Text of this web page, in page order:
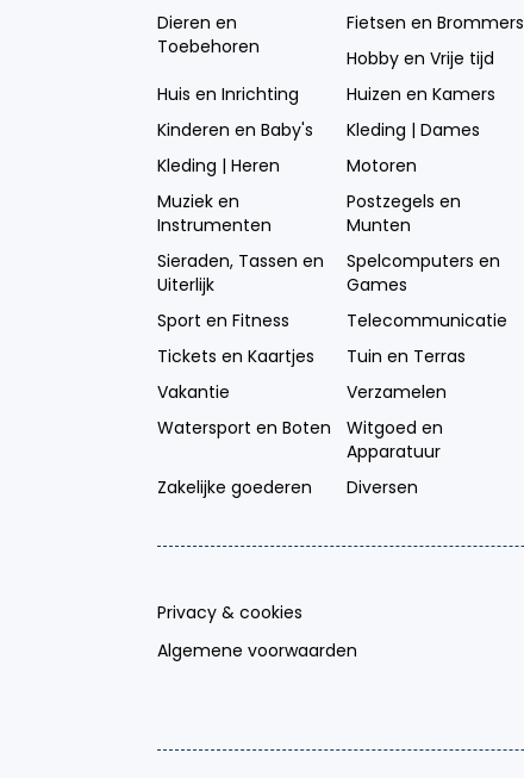
Dieren en
Toebehoren
Fietsen en Brommers
Hobby en Vrije tijd
Huis en Inrichting
Huizen en Kamers
Kinderen en Baby's
Kleding | Dames
Kleding | Heren
Motoren
Muziek en
Instrumenten
Postzegels en
Munten
Sieraden, Tassen en
Uiterlijk
Spelcomputers en
Games
Sport en Fitness
Telecommunicatie
Tickets en Kaartjes
Tuin en Terras
Vakantie
Verzamelen
Watersport en Boten
Witgoed en
Apparatuur
Zakelijke goederen
Diversen
Privacy & cookies
Algemene voorwaarden